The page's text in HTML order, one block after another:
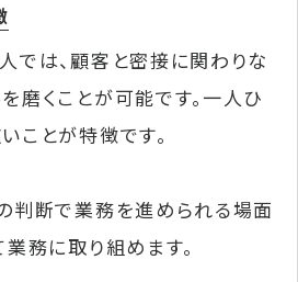
では、顧客と密接に関わりな
磨くことが可能です。一人ひ
ことが特徴です。
判断で業務を進められる場面
務に取り組めます。